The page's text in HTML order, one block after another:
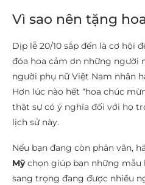
Vì sao nên tặng
Dịp lễ 20/10 sắp đến là cơ hội
đóa hoa cảm ơn những người
người phụ nữ Việt Nam nhân
Hơn lúc nào hết “hoa chúc
thật sự có ý nghĩa đối với họ
lịch sử này.
Nếu bạn đang còn phân vân,
Mỹchọn giúp bạn những mẫu
sang trọng đang được nhiều